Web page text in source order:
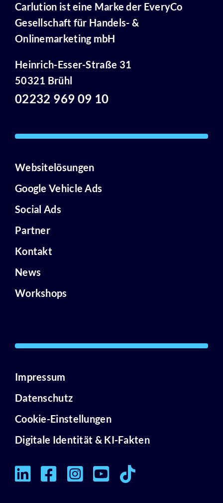
Carlution ist eine Marke der EveryCo
Gesellschaft für Handels- &
Onlinemarketing mbH
Heinrich-Esser-Straße 31
50321 Brühl
02232 969 09 10
Websitelösungen
Google Vehicle Ads
Social Ads
Partner
Kontakt
News
Workshops
Impressum
Datenschutz
Cookie-Einstellungen
Digitale Identität & KI-Fakten